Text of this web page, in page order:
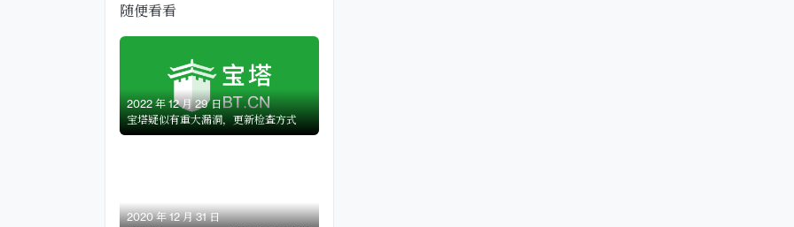
随便看看
2022 年 12 月 29 日
宝塔疑似有重大漏洞，更新检查方式
2020 年 12 月 31 日